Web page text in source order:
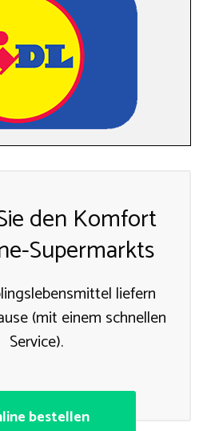
den Komfort
Supermarkts
liefern
(mit einem schnellen
Service).
bestellen